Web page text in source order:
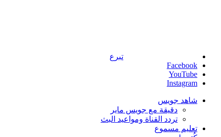
تبرع
Facebook
YouTube
Instagram
شاهد جويس
دقيقة مع جويس ماير
تردد القناة ومواعيد البث
تعليم مسموع